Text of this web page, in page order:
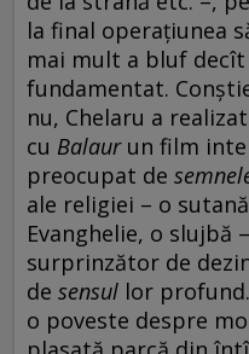
la final operațiunea
mai mult a bluf
fundamentat.
nu, Chelaru a realizat
cu Balaur un film
preocupat de
ale religiei – o
Evanghelie, o slujbă
surprinzător de
de sensul lor
o poveste despre